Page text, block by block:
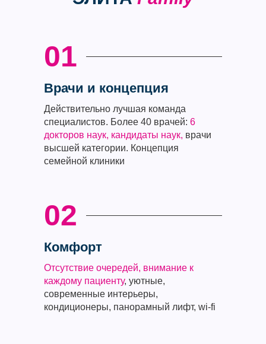
01
Врачи и концепция
Действительно лучшая команда
специалистов. Более 40 врачей: 6
докторов наук, кандидаты наук, врачи
высшей категории. Концепция
семейной клиники
02
Комфорт
Отсутствие очередей, внимание к
каждому пациенту, уютные,
современные интерьеры,
кондиционеры, панорамный лифт, wi-fi